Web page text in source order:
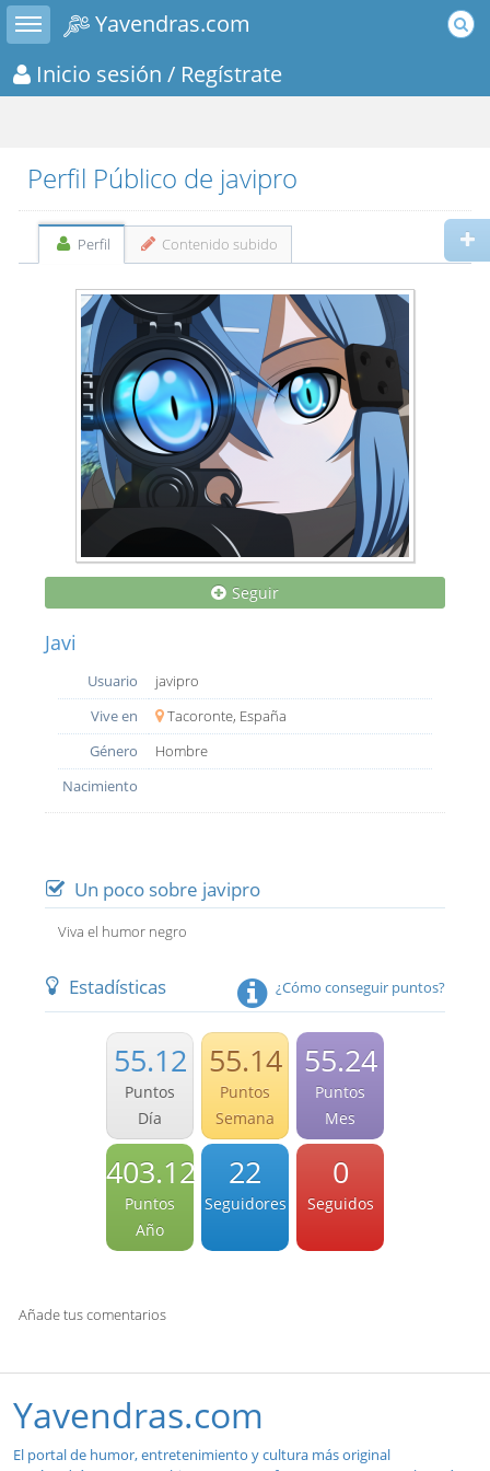
Toggle sidebar
Yavendras.com
Inicio sesión / Regístrate
Perfil Público de javipro
Perfil Contenido subido
Seguir
Javi
Usuario
javipro
Vive en
Tacoronte, España
Género
Hombre
Nacimiento
Un poco sobre javipro
Viva el humor negro
Estadísticas ¿Cómo conseguir puntos?
55.12
Puntos
Día
55.14
Puntos
Semana
55.24
Puntos
Mes
403.12
Puntos
Año
22
Seguidores
0
Seguidos
Añade tus comentarios
Yavendras.com
El portal de humor, entretenimiento y cultura más original